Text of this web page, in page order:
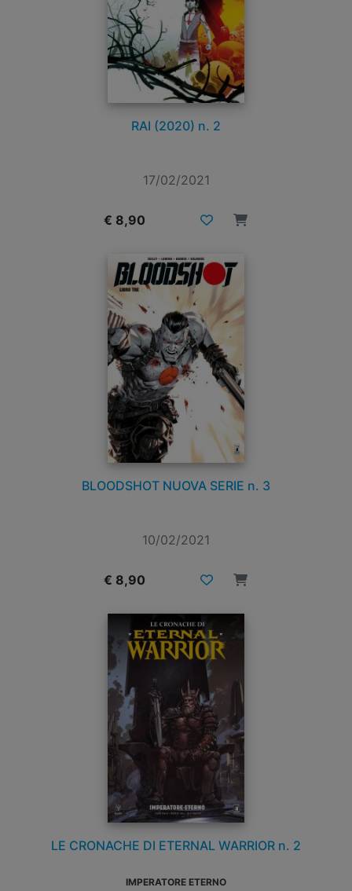
RAI (2020) n. 2
17/02/2021
€ 8,90
BLOODSHOT NUOVA SERIE n. 3
10/02/2021
€ 8,90
LE CRONACHE DI ETERNAL WARRIOR n. 2
IMPERATORE ETERNO